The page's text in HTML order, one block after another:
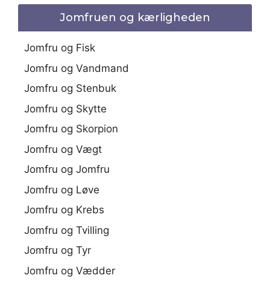
Jomfruen og kærligheden
Jomfru og Fisk
Jomfru og Vandmand
Jomfru og Stenbuk
Jomfru og Skytte
Jomfru og Skorpion
Jomfru og Vægt
Jomfru og Jomfru
Jomfru og Løve
Jomfru og Krebs
Jomfru og Tvilling
Jomfru og Tyr
Jomfru og Vædder